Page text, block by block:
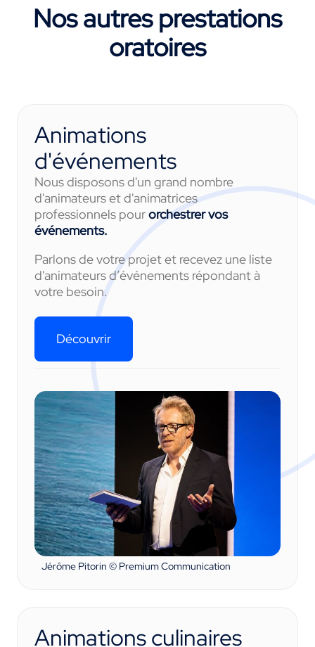
Nos autres prestations
oratoires
Animations
d'événements
Nous disposons d'un grand nombre
d'animateurs et d'animatrices
professionnels pourorchestrer vos
événements.
Parlons de votre projet et recevez une liste
d'animateurs d’événements répondant à
votre besoin.
Découvrir
Jérôme Pitorin © Premium Communication
Animations culinaires